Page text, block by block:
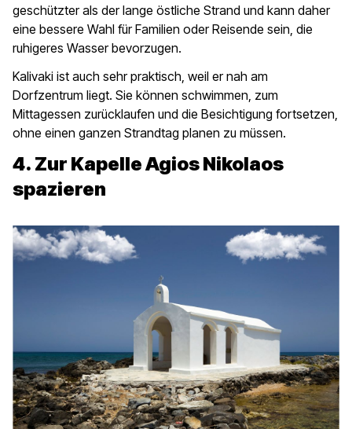
geschützter als der lange östliche Strand und kann daher
eine bessere Wahl für Familien oder Reisende sein, die
ruhigeres Wasser bevorzugen.
Kalivaki ist auch sehr praktisch, weil er nah am
Dorfzentrum liegt. Sie können schwimmen, zum
Mittagessen zurücklaufen und die Besichtigung fortsetzen,
ohne einen ganzen Strandtag planen zu müssen.
4. Zur Kapelle Agios Nikolaos
spazieren